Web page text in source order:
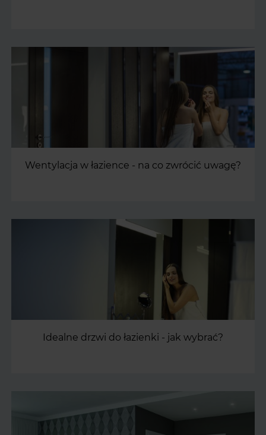
Wentylacja w łazience - na co zwrócić uwagę?
Idealne drzwi do łazienki - jak wybrać?